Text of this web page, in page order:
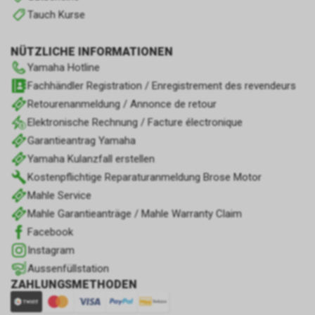
Tauch Kurse
NÜTZLICHE INFORMATIONEN
Yamaha Hotline
Fachhändler Registration / Enregistrement des revendeurs
Retourenanmeldung / Annonce de retour
Elektronische Rechnung / Facture électronique
Garantieantrag Yamaha
Yamaha Kulanzfall erstellen
Kostenpflichtige Reparaturanmeldung Brose Motor
Mahle Service
Mahle Garantieanträge / Mahle Warranty Claim
Facebook
Instagram
Aussenfüllstation
ZAHLUNGSMETHODEN